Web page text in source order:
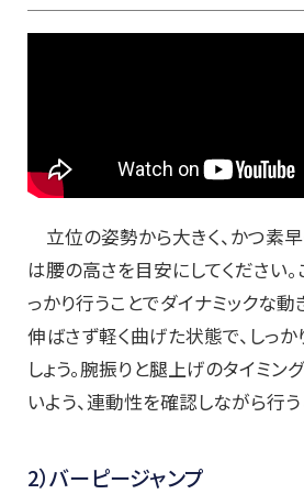
立位の姿勢から大きく、かつ素早
は腰の高さを目安にしてください。
っかり行うことでダイナミックな動
伸ばさず軽く曲げた状態で、しっ
しょう。腕振りと腿上げのタイミン
いよう、連動性を確認しながら行う
2）バーピージャンプ